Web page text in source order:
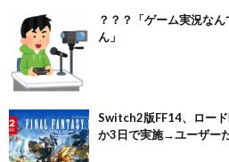
？？？「ゲーム実況な
ん」
Switch2版FF14、ロー
か3日で実施→ユーザー